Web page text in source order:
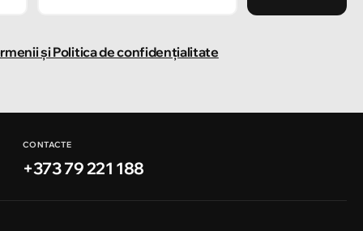
și Politica de confidențialitate
CONTACTE
+373 79 221 188